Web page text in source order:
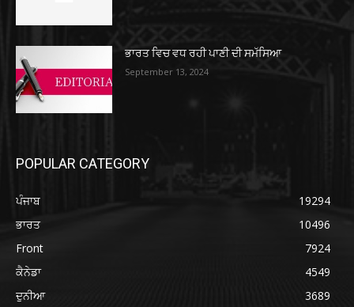
ਭਾਰਤ ਵਿਚ ਵਧ ਰਹੀ ਪਾਣੀ ਦੀ ਸਮੱਸਿਆ
September 13, 2024
POPULAR CATEGORY
ਪੰਜਾਬ
19294
ਭਾਰਤ
10496
Front
7924
ਕੈਨੇਡਾ
4549
ਦੁਨੀਆ
3689